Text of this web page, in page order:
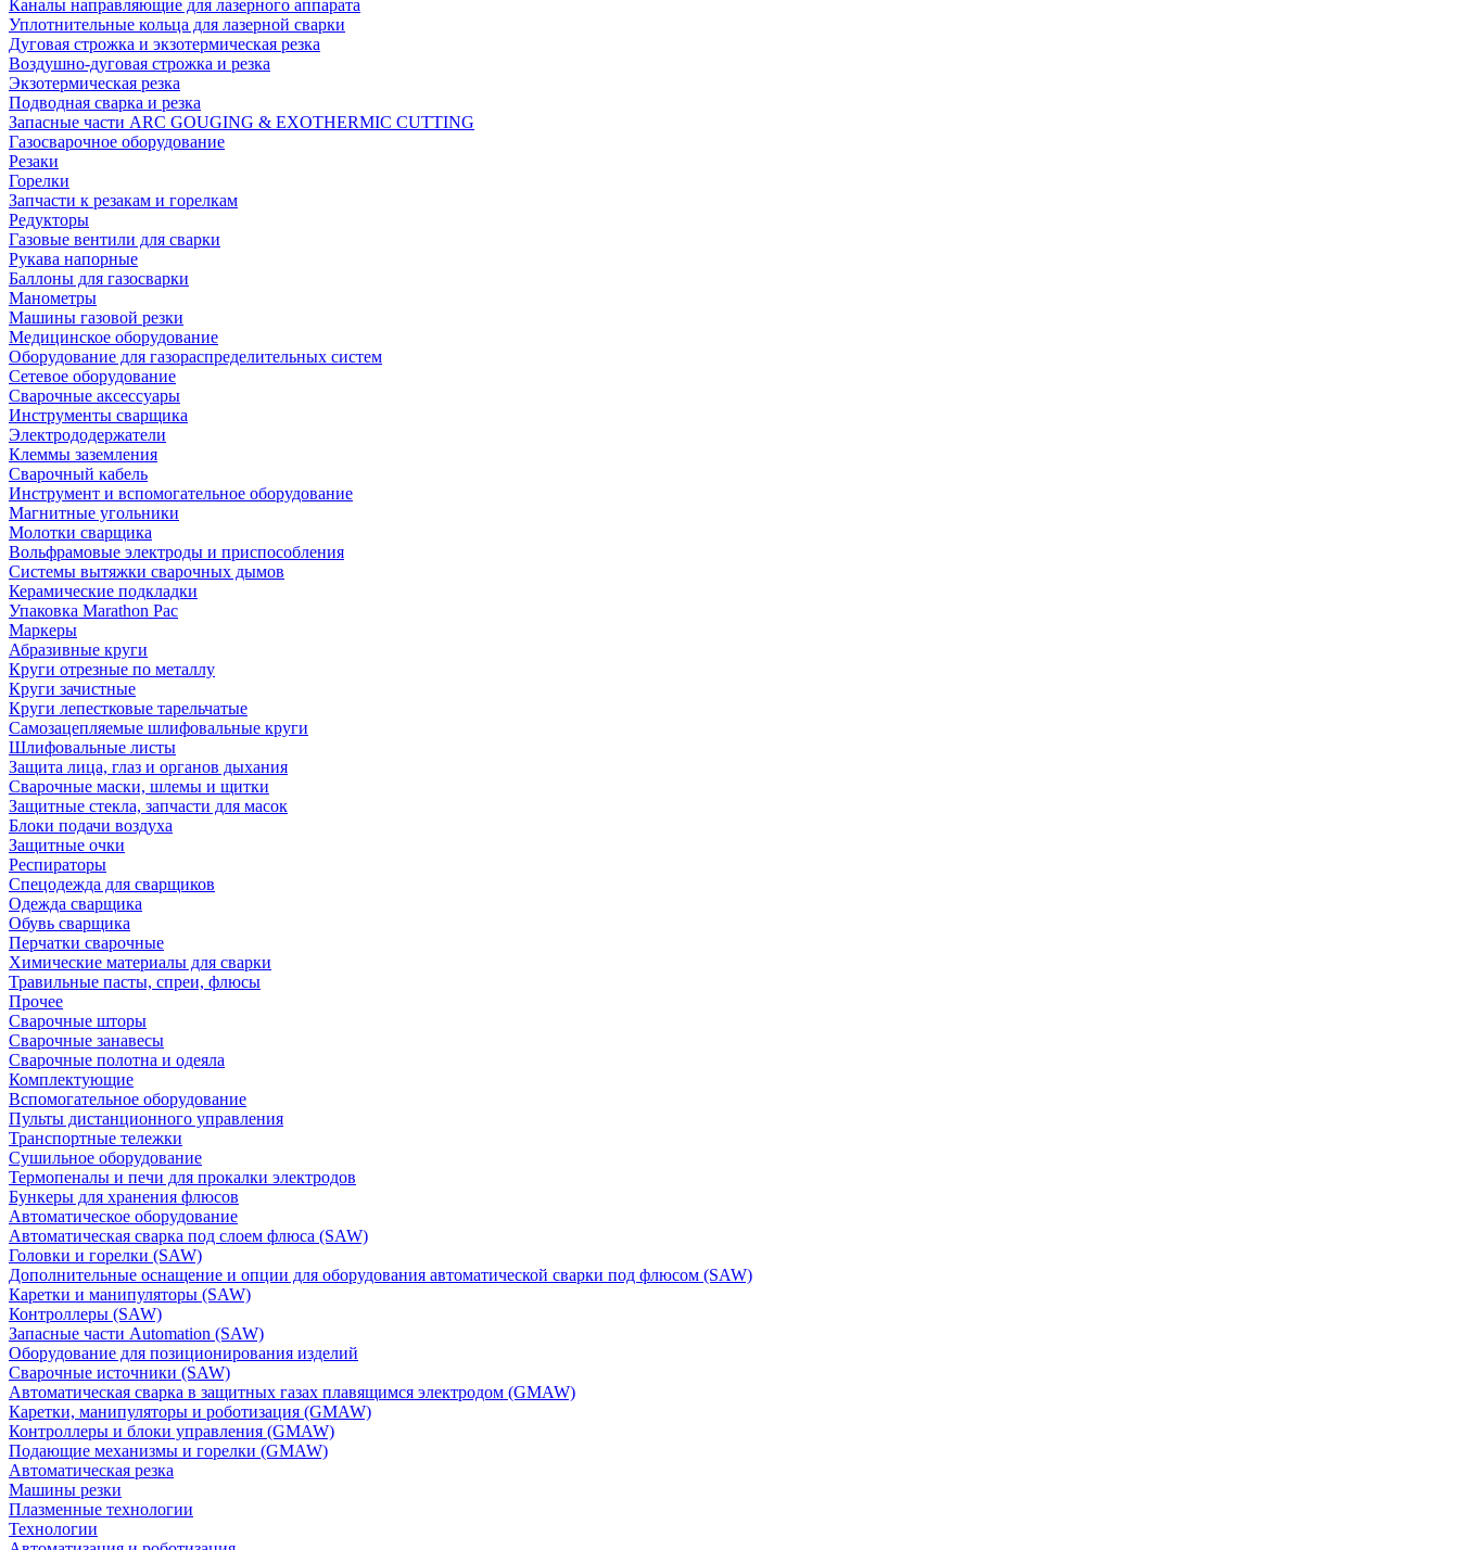
Каналы направляющие для лазерного аппарата
Уплотнительные кольца для лазерной сварки
Дуговая строжка и экзотермическая резка
Воздушно-дуговая строжка и резка
Экзотермическая резка
Подводная сварка и резка
Запасные части ARC GOUGING & EXOTHERMIC CUTTING
Газосварочное оборудование
Резаки
Горелки
Запчасти к резакам и горелкам
Редукторы
Газовые вентили для сварки
Рукава напорные
Баллоны для газосварки
Манометры
Машины газовой резки
Медицинское оборудование
Оборудование для газораспределительных систем
Сетевое оборудование
Сварочные аксессуары
Инструменты сварщика
Электрододержатели
Клеммы заземления
Сварочный кабель
Инструмент и вспомогательное оборудование
Магнитные угольники
Молотки сварщика
Вольфрамовые электроды и приспособления
Системы вытяжки сварочных дымов
Керамические подкладки
Упаковка Marathon Pac
Маркеры
Абразивные круги
Круги отрезные по металлу
Круги зачистные
Круги лепестковые тарельчатые
Самозацепляемые шлифовальные круги
Шлифовальные листы
Защита лица, глаз и органов дыхания
Сварочные маски, шлемы и щитки
Защитные стекла, запчасти для масок
Блоки подачи воздуха
Защитные очки
Респираторы
Спецодежда для сварщиков
Одежда сварщика
Обувь сварщика
Перчатки сварочные
Химические материалы для сварки
Травильные пасты, спреи, флюсы
Прочее
Сварочные шторы
Сварочные занавесы
Сварочные полотна и одеяла
Комплектующие
Вспомогательное оборудование
Пульты дистанционного управления
Транспортные тележки
Сушильное оборудование
Термопеналы и печи для прокалки электродов
Бункеры для хранения флюсов
Автоматическое оборудование
Автоматическая сварка под слоем флюса (SAW)
Головки и горелки (SAW)
Дополнительные оснащение и опции для оборудования автоматической сварки под флюсом (SAW)
Каретки и манипуляторы (SAW)
Контроллеры (SAW)
Запасные части Automation (SAW)
Оборудование для позиционирования изделий
Сварочные источники (SAW)
Автоматическая сварка в защитных газах плавящимся электродом (GMAW)
Каретки, манипуляторы и роботизация (GMAW)
Контроллеры и блоки управления (GMAW)
Подающие механизмы и горелки (GMAW)
Автоматическая резка
Машины резки
Плазменные технологии
Технологии